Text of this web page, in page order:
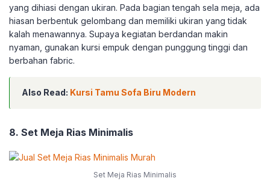
yang dihiasi dengan ukiran. Pada bagian tengah sela meja, ada
hiasan berbentuk gelombang dan memiliki ukiran yang tidak
kalah menawannya. Supaya kegiatan berdandan makin
nyaman, gunakan kursi empuk dengan punggung tinggi dan
berbahan fabric.
Also Read: Kursi Tamu Sofa Biru Modern
8. Set Meja Rias Minimalis
Set Meja Rias Minimalis